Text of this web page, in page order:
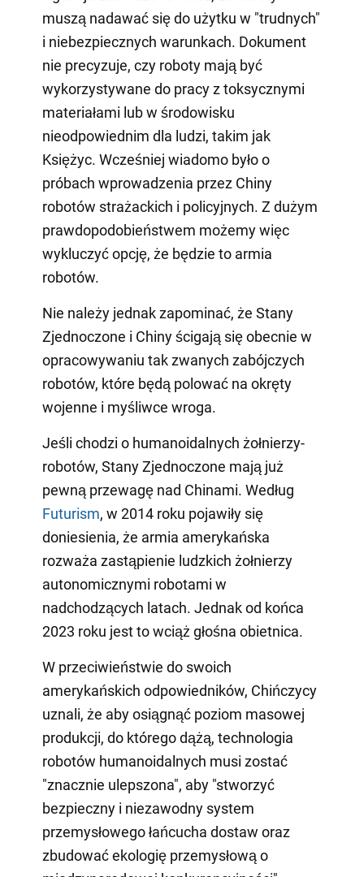
muszą nadawać się do użytku w "trudnych"
i niebezpiecznych warunkach. Dokument
nie precyzuje, czy roboty mają być
wykorzystywane do pracy z toksycznymi
materiałami lub w środowisku
nieodpowiednim dla ludzi, takim jak
Księżyc. Wcześniej wiadomo było o
próbach wprowadzenia przez Chiny
robotów strażackich i policyjnych. Z dużym
prawdopodobieństwem możemy więc
wykluczyć opcję, że będzie to armia
robotów.
Nie należy jednak zapominać, że Stany
Zjednoczone i Chiny ścigają się obecnie w
opracowywaniu tak zwanych zabójczych
robotów, które będą polować na okręty
wojenne i myśliwce wroga.
Jeśli chodzi o humanoidalnych żołnierzy-
robotów, Stany Zjednoczone mają już
pewną przewagę nad Chinami. Według
Futurism, w 2014 roku pojawiły się
doniesienia, że armia amerykańska
rozważa zastąpienie ludzkich żołnierzy
autonomicznymi robotami w
nadchodzących latach. Jednak od końca
2023 roku jest to wciąż głośna obietnica.
W przeciwieństwie do swoich
amerykańskich odpowiedników, Chińczycy
uznali, że aby osiągnąć poziom masowej
produkcji, do którego dążą, technologia
robotów humanoidalnych musi zostać
"znacznie ulepszona", aby "stworzyć
bezpieczny i niezawodny system
przemysłowego łańcucha dostaw oraz
zbudować ekologię przemysłową o